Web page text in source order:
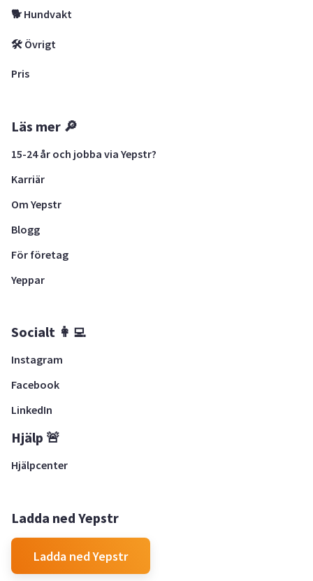
🐕 Hundvakt
🛠 Övrigt
Pris
Läs mer 🔎
15-24 år och jobba via Yepstr?
Karriär
Om Yepstr
Blogg
För företag
Yeppar
Socialt 👩‍💻
Instagram
Facebook
LinkedIn
Hjälp 🚨
Hjälpcenter
Ladda ned Yepstr
Ladda ned Yepstr